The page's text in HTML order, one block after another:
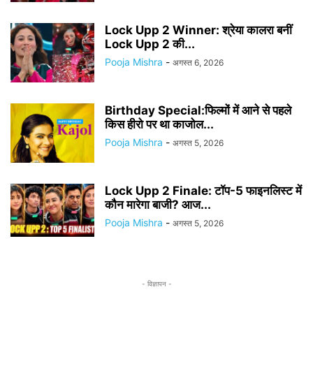
Lock Upp 2 Winner: श्रेया कालरा बनीं
Lock Upp 2 की...
Pooja Mishra - अगस्त 6, 2026
Birthday Special:फिल्मों में आने से पहले
किस हीरो पर था काजोल...
Pooja Mishra - अगस्त 5, 2026
Lock Upp 2 Finale: टॉप-5 फाइनलिस्ट में
कौन मारेगा बाजी? आज...
Pooja Mishra - अगस्त 5, 2026
- विज्ञापन -